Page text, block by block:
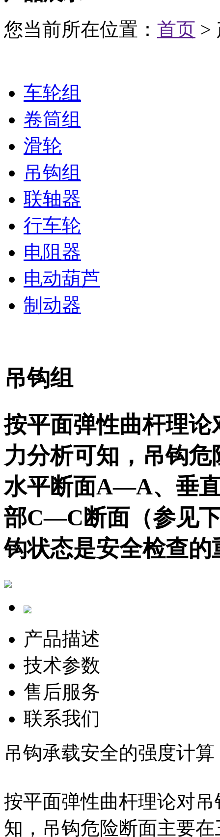
您当前所在位置： 首页 >
车轮组
卷筒组
滑轮
吊钩组
联轴器
行车轮
电阻器
电动葫芦
制动器
吊钩组
按平面弹性曲杆理
力分析可知，吊钩
水平断面A—A、垂
部C—C断面（参见
钩状态是安全检查的
产品描述
技术参数
售后服务
联系我们
吊钩承载安全的强度计算
按平面弹性曲杆理论对
知，吊钩危险断面主要